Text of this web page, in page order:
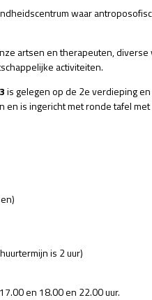
waar
artsen en therapeuten,
activiteiten.
is gelegen op de 2e verdieping
en is ingericht met ronde tafel
is 2 uur)
en 18.00 en 22.00 uur.